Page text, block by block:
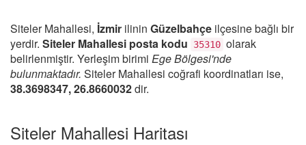
Siteler Mahallesi, İzmir ilinin Güzelbahçe ilçesine bağlı bir
yerdir. Siteler Mahallesi posta kodu 35310 olarak
belirlenmiştir. Yerleşim birimi Ege Bölgesi'nde
bulunmaktadır. Siteler Mahallesi coğrafi koordinatları ise,
38.3698347, 26.8660032dir.
Siteler Mahallesi Haritası